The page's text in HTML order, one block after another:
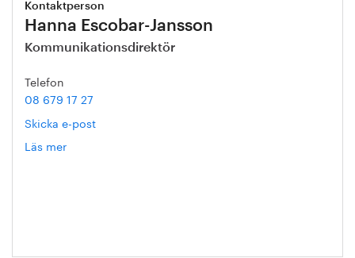
Kontaktperson
Hanna Escobar-Jansson
Kommunikationsdirektör
Telefon
08 679 17 27
Skicka e-post
Läs mer